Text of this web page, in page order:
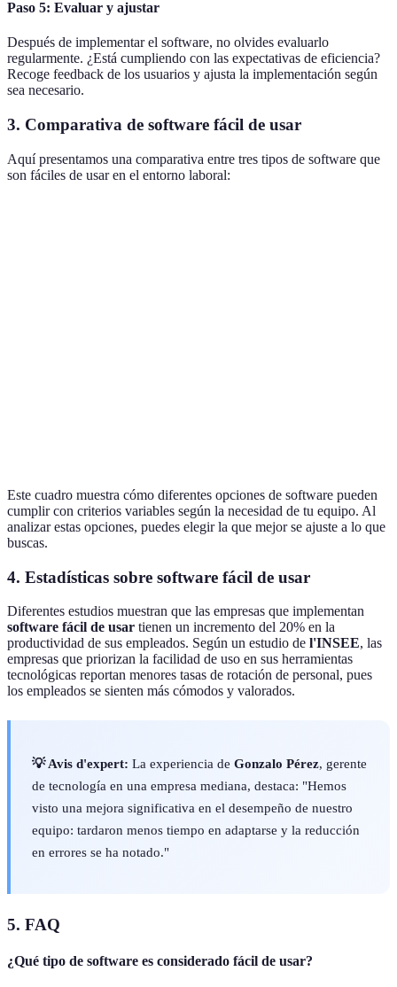
Paso 5: Evaluar y ajustar
Después de implementar el software, no olvides evaluarlo
regularmente. ¿Está cumpliendo con las expectativas de eficiencia?
Recoge feedback de los usuarios y ajusta la implementación según
sea necesario.
3. Comparativa de software fácil de usar
Aquí presentamos una comparativa entre tres tipos de software que
son fáciles de usar en el entorno laboral:
Este cuadro muestra cómo diferentes opciones de software pueden
cumplir con criterios variables según la necesidad de tu equipo. Al
analizar estas opciones, puedes elegir la que mejor se ajuste a lo que
buscas.
4. Estadísticas sobre software fácil de usar
Diferentes estudios muestran que las empresas que implementan
software fácil de usar tienen un incremento del 20% en la
productividad de sus empleados. Según un estudio de l'INSEE, las
empresas que priorizan la facilidad de uso en sus herramientas
tecnológicas reportan menores tasas de rotación de personal, pues
los empleados se sienten más cómodos y valorados.
💡 Avis d'expert: La experiencia de Gonzalo Pérez, gerente
de tecnología en una empresa mediana, destaca: "Hemos
visto una mejora significativa en el desempeño de nuestro
equipo: tardaron menos tiempo en adaptarse y la reducción
en errores se ha notado."
5. FAQ
¿Qué tipo de software es considerado fácil de usar?